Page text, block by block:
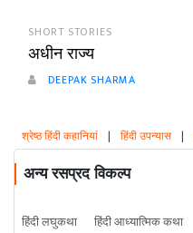
SHORT STORIES
अधीन राज्य
DEEPAK SHARMA
श्रेष्ठ हिंदी कहानियां | हिंदी उपन्यास |
अन्य रसप्रद विकल्प
हिंदी लघुकथा हिंदी आध्यात्मिक कथा